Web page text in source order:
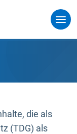
die als
(TDG) als